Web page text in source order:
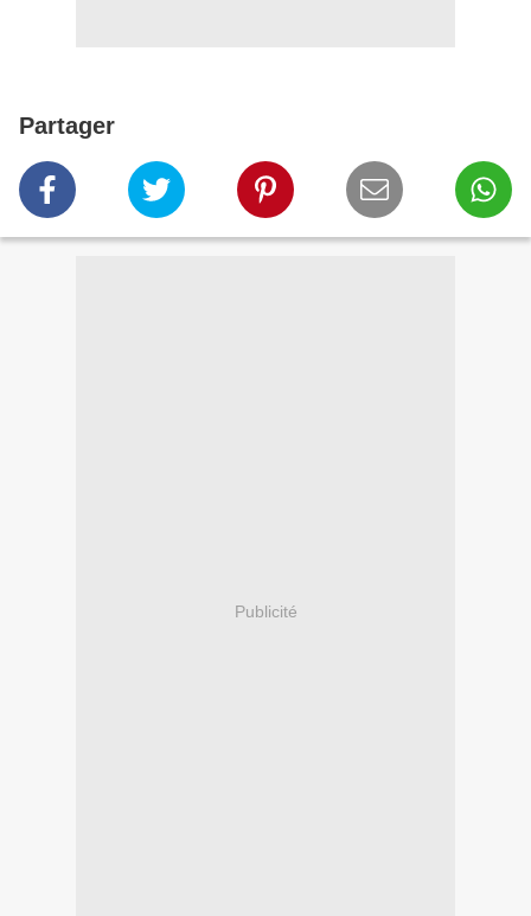
Partager
Publicité